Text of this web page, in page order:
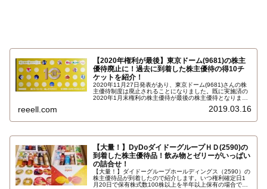
【2020年権利が最後】東京ドーム(9681)の株主
優待廃止に！過去に到着した株主優待の得10チ
ケットを紹介！
2020年11月27日発表があり、東京ドーム(9681)さんの株
主優待制度は廃止されることになりました。既に実施済の
2020年1月末権利の株主優待が最後の株主優待となりま
な株主優待だったので非常に残念です。景気が良くなった
reeell.com 2019.03.16
【大量！】DyDoダイドーグループＨＤ(2590)の
到着した株主優待品！飲み物とゼリーがいっぱい
の詰合せ！
【大量！】ダイドーグループホールディングス（2590）の
株主優待品が到着したので紹介します。いつ権利確定日1
月20日で保有株式数100株以上を半年以上保有の場合で、